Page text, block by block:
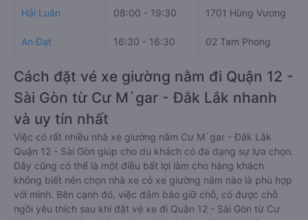
Hải Luân 08:00 - 19:30 1701 Hùng Vương
An Đạt 16:30 - 16:30 02 Tam Phong
Cách đặt vé xe giường nằm đi Quận 12 -
Sài Gòn từ Cư M`gar - Đắk Lắk nhanh
và uy tín nhất
Việc có rất nhiều nhà xe giường nằm Cư M`gar - Đắk Lắk
Quận 12 - Sài Gòn giúp cho du khách có đa dạng sự lựa chọn.
Đây cũng có thể là một điều bất lợi làm cho hàng khách
không biết nên chọn nhà xe có xe giường nằm nào là phù hợp
với mình. Bên cạnh đó, việc đảm bảo giữ chỗ, có được chỗ
ngồi yêu thích sau khi đặt vé xe đi Quận 12 - Sài Gòn từ Cư